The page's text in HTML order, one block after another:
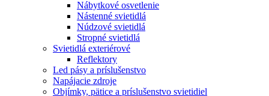
Nábytkové osvetlenie
Nástenné svietidlá
Núdzové svietidlá
Stropné svietidlá
Svietidlá exteriérové
Reflektory
Led pásy a príslušenstvo
Napájacie zdroje
Objímky, pätice a príslušenstvo svietidiel